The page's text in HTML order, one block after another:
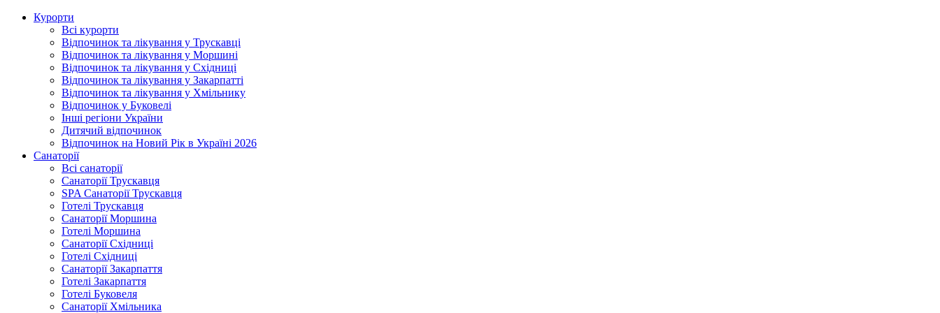
Курорти
Всі курорти
Відпочинок та лікування у Трускавці
Відпочинок та лікування у Моршині
Відпочинок та лікування у Східниці
Відпочинок та лікування у Закарпатті
Відпочинок та лікування у Хмільнику
Відпочинок у Буковелі
Інші регіони України
Дитячий відпочинок
Відпочинок на Новий Рік в Україні 2026
Санаторії
Всі санаторії
Санаторії Трускавця
SPA Санаторії Трускавця
Готелі Трускавця
Санаторії Моршина
Готелі Моршина
Санаторії Східниці
Готелі Східниці
Санаторії Закарпаття
Готелі Закарпаття
Готелі Буковеля
Санаторії Хмільника